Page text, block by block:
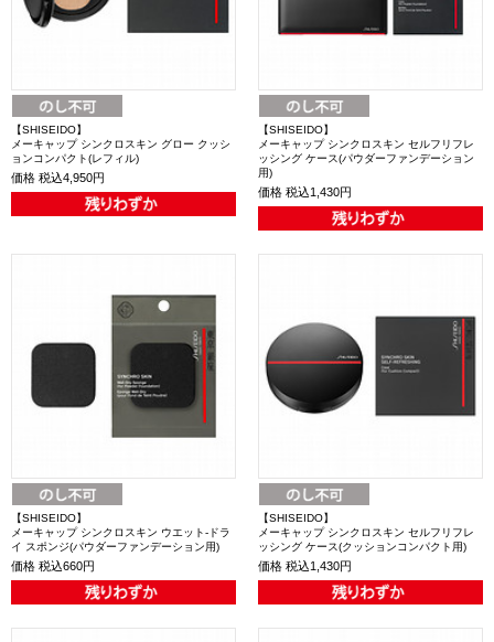
【SHISEIDO】
メーキャップ シンクロスキン グロー クッシ
ョンコンパクト(レフィル)
価格 税込4,950円
【SHISEIDO】
メーキャップ シンクロスキン セルフリフレ
ッシング ケース(パウダーファンデーション
用)
価格 税込1,430円
【SHISEIDO】
メーキャップ シンクロスキン ウエット‐ドラ
イ スポンジ(パウダーファンデーション用)
価格 税込660円
【SHISEIDO】
メーキャップ シンクロスキン セルフリフレ
ッシング ケース(クッションコンパクト用)
価格 税込1,430円